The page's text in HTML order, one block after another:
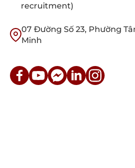
recruitment)
07 Đường Số 23, Phường
Minh